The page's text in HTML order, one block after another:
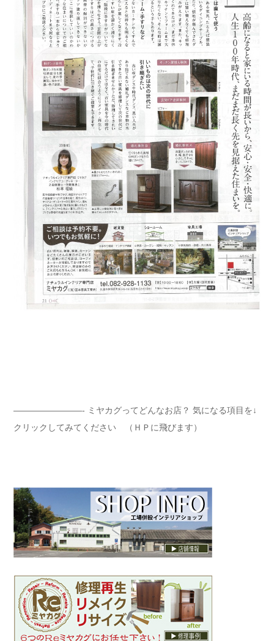
————————- ミヤカグってどんなお店？ 気になる項目を↓
クリックしてみてください （ＨＰに飛びます）